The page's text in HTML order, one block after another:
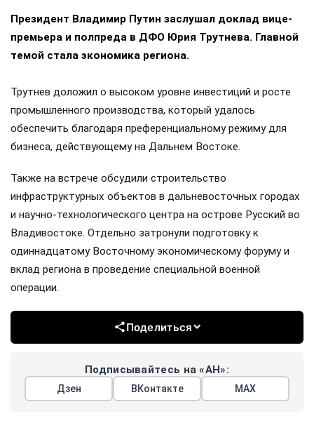
Президент Владимир Путин заслушал доклад вице-
премьера и полпреда в ДФО Юрия Трутнева. Главной
темой стала экономика региона.
Трутнев доложил о высоком уровне инвестиций и росте
промышленного производства, который удалось
обеспечить благодаря преференциальному режиму для
бизнеса, действующему на Дальнем Востоке.
Также на встрече обсудили строительство
инфраструктурных объектов в дальневосточных городах
и научно-технологического центра на острове Русский во
Владивостоке. Отдельно затронули подготовку к
одиннадцатому Восточному экономическому форуму и
вклад региона в проведение специальной военной
операции.
Поделиться
Подписывайтесь на «АН»:
Дзен ВКонтакте МАХ